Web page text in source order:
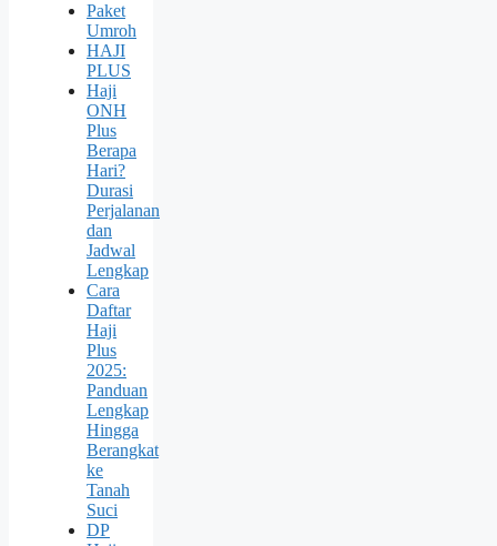
Paket
Umroh
HAJI
PLUS
Haji
ONH
Plus
Berapa
Hari?
Durasi
Perjalanan
dan
Jadwal
Lengkap
Cara
Daftar
Haji
Plus
2025:
Panduan
Lengkap
Hingga
Berangkat
ke
Tanah
Suci
DP